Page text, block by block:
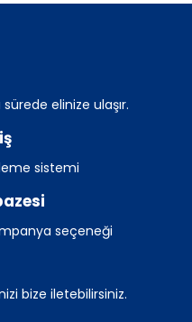
elinize ulaşır.
sistemi
seçeneği
bize iletebilirsiniz.